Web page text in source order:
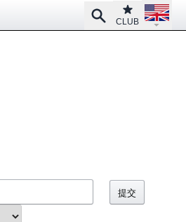
SearchClub
CLUB
Open